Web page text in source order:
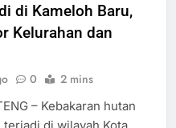
di Kameloh Baru,
Kelurahan dan
0 2 mins
– Kebakaran hutan